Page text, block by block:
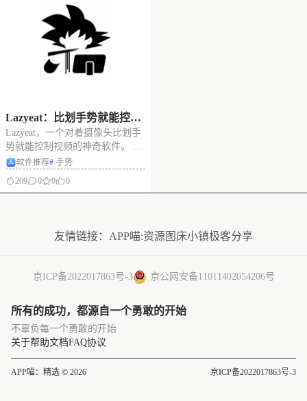
Lazyeat：比划手势就能控制
视频暂停、全屏、切换视频
Lazyeat，一个对着摄像头比划手
势就能控制视频的神奇软件。 吃
饭时看剧、刷网页不想沾油手？
频/全屏/切换视频。单指即可滑动
地址：https://g
软件推荐# 手势
269
0 0 0
友情链接： APP喵:资源 图床小镇极客分享
京ICP备2022017863号-3 京公网安备11011402054206号
所有的成功，都源自一个勇敢的开始
不辜负每一个勇敢的开始
关于帮助文档FAQ协议
APP喵：精选 © 2026 京ICP备2022017863号-3